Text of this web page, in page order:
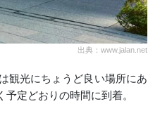
出典：www.jalan.net
観光にちょうど良い場所にあ
定どおりの時間に到着。